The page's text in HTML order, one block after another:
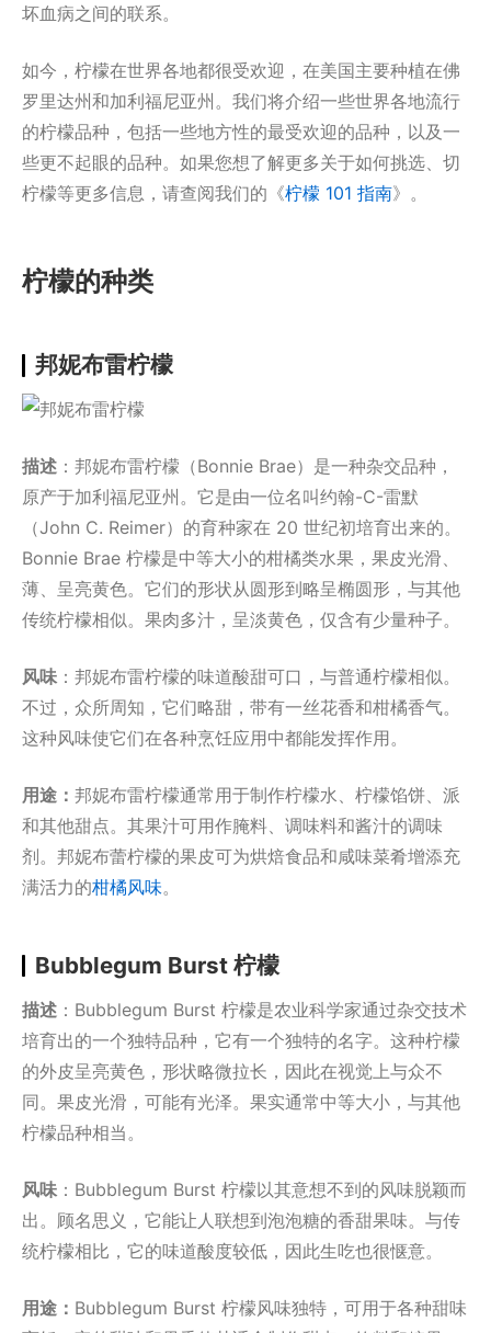
坏血病之间的联系。
如今，柠檬在世界各地都很受欢迎，在美国主要种植在佛
罗里达州和加利福尼亚州。我们将介绍一些世界各地流行
的柠檬品种，包括一些地方性的最受欢迎的品种，以及一
些更不起眼的品种。如果您想了解更多关于如何挑选、切
柠檬等更多信息，请查阅我们的《柠檬 101 指南》。
柠檬的种类
邦妮布雷柠檬
描述 ：邦妮布雷柠檬（Bonnie Brae）是一种杂交品种，
原产于加利福尼亚州。它是由一位名叫约翰-C-雷默
（John C. Reimer）的育种家在 20 世纪初培育出来的。
Bonnie Brae 柠檬是中等大小的柑橘类水果，果皮光滑、
薄、呈亮黄色。它们的形状从圆形到略呈椭圆形，与其他
传统柠檬相似。果肉多汁，呈淡黄色，仅含有少量种子。
风味 ：邦妮布雷柠檬的味道酸甜可口，与普通柠檬相似。
不过，众所周知，它们略甜，带有一丝花香和柑橘香气。
这种风味使它们在各种烹饪应用中都能发挥作用。
用途： 邦妮布雷柠檬通常用于制作柠檬水、柠檬馅饼、派
和其他甜点。其果汁可用作腌料、调味料和酱汁的调味
剂。邦妮布蕾柠檬的果皮可为烘焙食品和咸味菜肴增添充
满活力的柑橘风味。
Bubblegum Burst 柠檬
描述 ：Bubblegum Burst 柠檬是农业科学家通过杂交技术
培育出的一个独特品种，它有一个独特的名字。这种柠檬
的外皮呈亮黄色，形状略微拉长，因此在视觉上与众不
同。果皮光滑，可能有光泽。果实通常中等大小，与其他
柠檬品种相当。
风味 ：Bubblegum Burst 柠檬以其意想不到的风味脱颖而
出。顾名思义，它能让人联想到泡泡糖的香甜果味。与传
统柠檬相比，它的味道酸度较低，因此生吃也很惬意。
用途： Bubblegum Burst 柠檬风味独特，可用于各种甜味